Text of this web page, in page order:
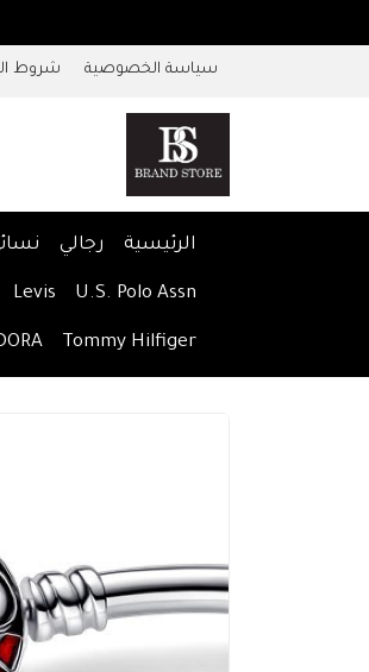
سياسة الخصوصية شروط
الرئيسية رجالي
U.S. Polo Assn
Levis
Tommy Hilfiger